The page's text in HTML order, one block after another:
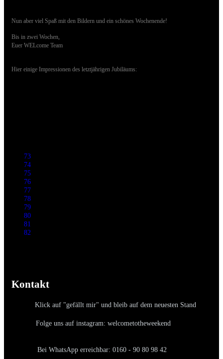
Nun aber viel Spaß mit den Bildern und ein schönes Wochenende!
Bis in zwei Wochen,
Euer WELcome Team
Hier einige Impressionen des letztjährigen Jubiläums:
73
74
75
76
77
78
79
80
81
82
Kontakt
Klick auf "gefällt mir" und bleib auf dem neuesten Stand
Folge uns auf instagram: welcometotheweekend
Bei WhatsApp erreichbar: 0160 - 90 80 98 42